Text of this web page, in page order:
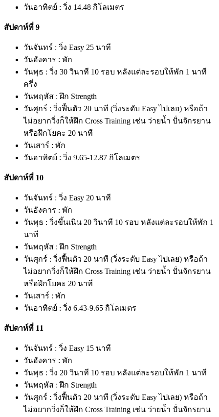
วันอาทิตย์ : วิ่ง 14.48 กิโลเมตร
สัปดาห์ที่ 9
วันจันทร์ : วิ่ง Easy 25 นาที
วันอังคาร : พัก
วันพุธ : วิ่ง 30 วินาที 10 รอบ หลังแต่ละรอบให้พัก 1 นาที
ครึ่ง
วันพฤหัส : ฝึก Strength
วันศุกร์ : วิ่งฟื้นตัว 20 นาที (วิ่งระดับ Easy ไปเลย) หรือถ้า
ไม่อยากวิ่งก็ให้ฝึก Cross Training เช่น ว่ายน้ำ ปั่นจักรยาน
หรือฝึกโยคะ 20 นาที
วันเสาร์ : พัก
วันอาทิตย์ : วิ่ง 9.65-12.87 กิโลเมตร
สัปดาห์ที่ 10
วันจันทร์ : วิ่ง Easy 20 นาที
วันอังคาร : พัก
วันพุธ : วิ่งขึ้นเนิน 20 วินาที 10 รอบ หลังแต่ละรอบให้พัก 1
นาที
วันพฤหัส : ฝึก Strength
วันศุกร์ : วิ่งฟื้นตัว 20 นาที (วิ่งระดับ Easy ไปเลย) หรือถ้า
ไม่อยากวิ่งก็ให้ฝึก Cross Training เช่น ว่ายน้ำ ปั่นจักรยาน
หรือฝึกโยคะ 20 นาที
วันเสาร์ : พัก
วันอาทิตย์ : วิ่ง 6.43-9.65 กิโลเมตร
สัปดาห์ที่ 11
วันจันทร์ : วิ่ง Easy 15 นาที
วันอังคาร : พัก
วันพุธ : วิ่ง 20 วินาที 10 รอบ หลังแต่ละรอบให้พัก 1 นาที
วันพฤหัส : ฝึก Strength
วันศุกร์ : วิ่งฟื้นตัว 20 นาที (วิ่งระดับ Easy ไปเลย) หรือถ้า
ไม่อยากวิ่งก็ให้ฝึก Cross Training เช่น ว่ายน้ำ ปั่นจักรยาน